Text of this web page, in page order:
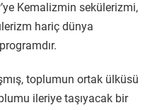
Kemalizmin sekülerizmi,
hariç dünya
toplumun ortak ülküsü
ileriye taşıyacak bir